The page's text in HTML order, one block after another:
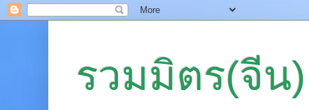
รวมมิตร(จีน)